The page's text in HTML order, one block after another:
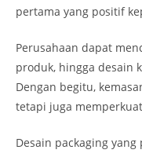
pertama yang positif
Perusahaan dapat
produk, hingga desain
Dengan begitu,
tetapi juga
Desain packaging